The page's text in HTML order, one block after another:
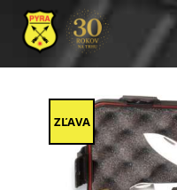
ZĽAVA